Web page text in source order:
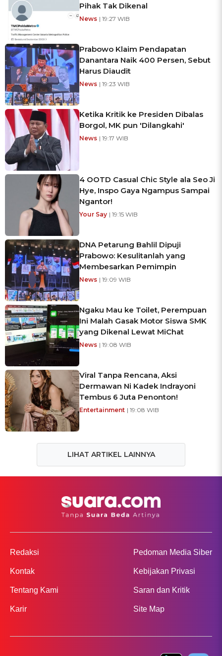
Pihak Tak Dikenal
News | 19:27 WIB
Prabowo Klaim Pendapatan
Danantara Naik 400 Persen, Sebut
Harus Diaudit
News | 19:23 WIB
Ketika Kritik ke Presiden Dibalas
Borgol, MK pun 'Dilangkahi'
News | 19:17 WIB
4 OOTD Casual Chic Style ala Seo Ji
Hye, Inspo Gaya Ngampus Sampai
Ngantor!
Your Say | 19:15 WIB
DNA Petarung Bahlil Dipuji
Prabowo: Kesulitanlah yang
Membesarkan Pemimpin
News | 19:09 WIB
Ngaku Mau ke Toilet, Perempuan
Ini Malah Gasak Motor Siswa SMK
yang Dikenal Lewat MiChat
News | 19:08 WIB
Viral Tanpa Rencana, Aksi
Dermawan Ni Kadek Indrayoni
Tembus 6 Juta Penonton!
Entertainment | 19:08 WIB
LIHAT ARTIKEL LAINNYA
Redaksi
Kontak
Tentang Kami
Karir
Pedoman Media Siber
Kebijakan Privasi
Saran dan Kritik
Site Map